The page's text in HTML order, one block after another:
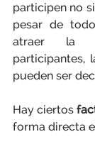
participen no
pesar de
atraer la
participantes,
pueden ser
Hay ciertos
forma directa